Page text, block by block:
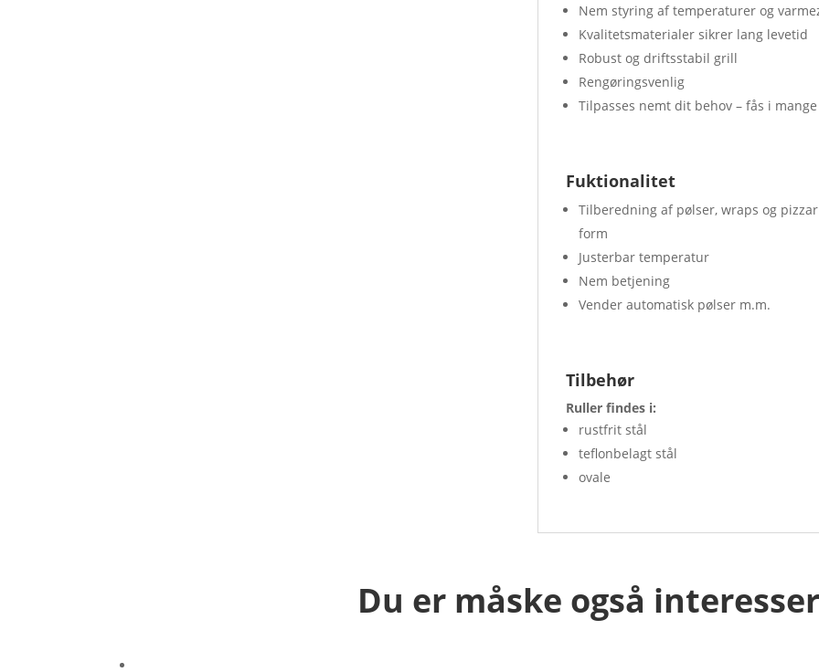
Nem styring af temperaturer og
Kvalitetsmaterialer sikrer lang levetid
Robust og driftsstabil grill
Rengøringsvenlig
Tilpasses nemt dit behov – fås i
Fuktionalitet
Tilberedning af pølser, wraps og
form
Justerbar temperatur
Nem betjening
Vender automatisk pølser m.m.
Tilbehør
Ruller findes i:
rustfrit stål
teflonbelagt stål
ovale
Du er måske også